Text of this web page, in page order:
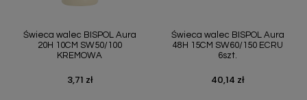
Świeca walec BISPOL Aura
20H 10CM SW50/100
KREMOWA
Cena
3,71 zł
Świeca walec BISPOL Aura
48H 15CM SW60/150 ECRU
6szt.
Cena
40,14 zł